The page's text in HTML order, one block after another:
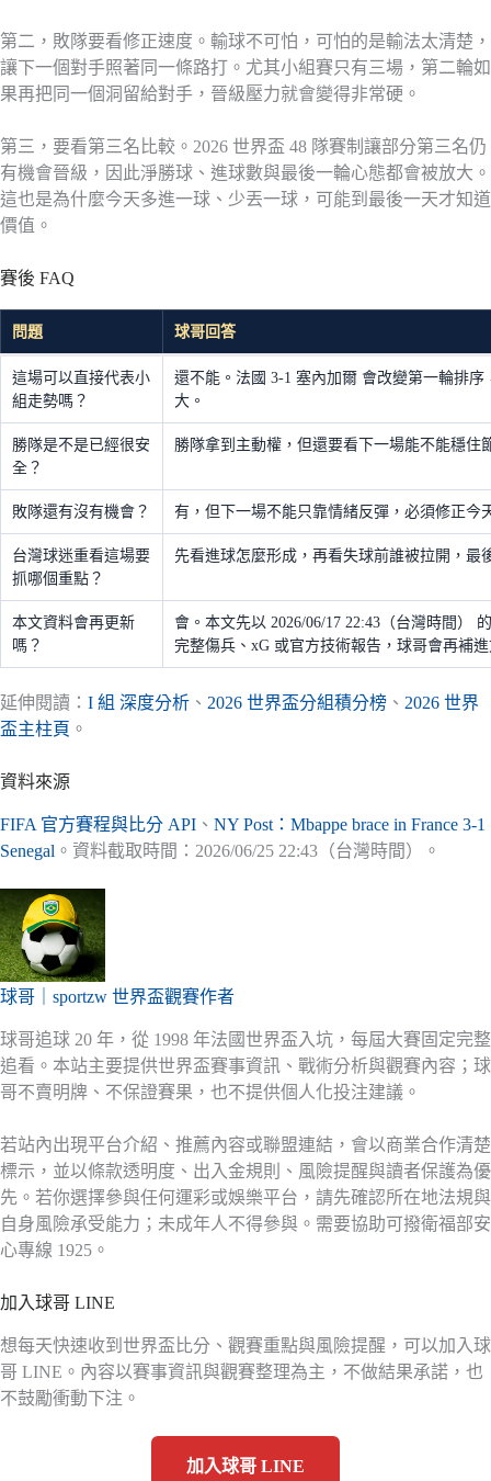
第二，敗隊要看修正速度。輸球不可怕，可怕的是輸法太清楚，
讓下一個對手照著同一條路打。尤其小組賽只有三場，第二輪如
果再把同一個洞留給對手，晉級壓力就會變得非常硬。
第三，要看第三名比較。2026 世界盃 48 隊賽制讓部分第三名仍
有機會晉級，因此淨勝球、進球數與最後一輪心態都會被放大。
這也是為什麼今天多進一球、少丟一球，可能到最後一天才知道
價值。
賽後 FAQ
問題 球哥回答
這場可以直接代表小
組走勢嗎？
還不能。法國 3-1 塞內加爾 會改變第一輪排
大。
勝隊是不是已經很安
全？
勝隊拿到主動權，但還要看下一場能不能穩住
敗隊還有沒有機會？ 有，但下一場不能只靠情緒反彈，必須修正今
台灣球迷重看這場要
抓哪個重點？
先看進球怎麼形成，再看失球前誰被拉開，最
本文資料會再更新
嗎？
會。本文先以 2026/06/17 22:43（台灣時間）
完整傷兵、xG 或官方技術報告，球哥會再補
延伸閱讀： I 組 深度分析 、 2026 世界盃分組積分榜 、 2026 世界
盃主柱頁 。
資料來源
FIFA 官方賽程與比分 API 、 NY Post：Mbappe brace in France 3-1
Senegal 。資料截取時間：2026/06/25 22:43（台灣時間）。
球哥｜sportzw 世界盃觀賽作者
球哥追球 20 年，從 1998 年法國世界盃入坑，每屆大賽固定完整
追看。本站主要提供世界盃賽事資訊、戰術分析與觀賽內容；球
哥不賣明牌、不保證賽果，也不提供個人化投注建議。
若站內出現平台介紹、推薦內容或聯盟連結，會以商業合作清楚
標示，並以條款透明度、出入金規則、風險提醒與讀者保護為優
先。若你選擇參與任何運彩或娛樂平台，請先確認所在地法規與
自身風險承受能力；未成年人不得參與。需要協助可撥衛福部安
心專線 1925。
加入球哥 LINE
想每天快速收到世界盃比分、觀賽重點與風險提醒，可以加入球
哥 LINE。內容以賽事資訊與觀賽整理為主，不做結果承諾，也
不鼓勵衝動下注。
加入球哥 LINE